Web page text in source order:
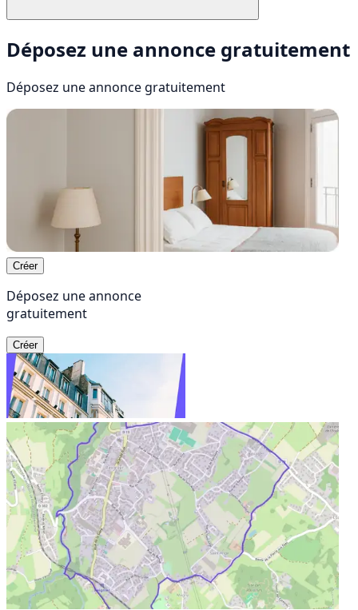
Déposez une annonce gratuitement
Déposez une annonce gratuitement
Créer
Déposez une annonce
gratuitement
Créer